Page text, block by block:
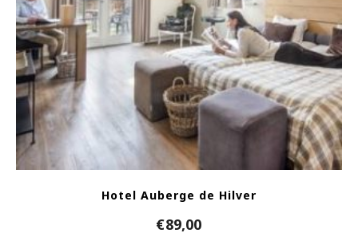
Hotel Auberge de Hilver
€89,00